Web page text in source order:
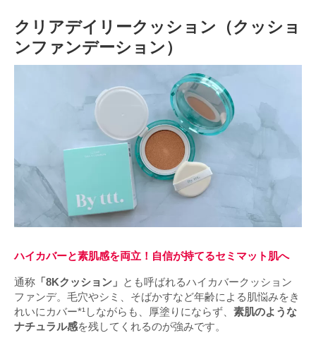
クリアデイリークッション（クッショ
ンファンデーション）
ハイカバーと素肌感を両立！自信が持てるセミマット肌へ
通称 「8Kクッション」 とも呼ばれるハイカバークッション
ファンデ。毛穴やシミ、そばかすなど年齢による肌悩みをき
れいにカバー*¹しながらも、厚塗りにならず、 素肌のような
ナチュラル感を残してくれるのが強みです。